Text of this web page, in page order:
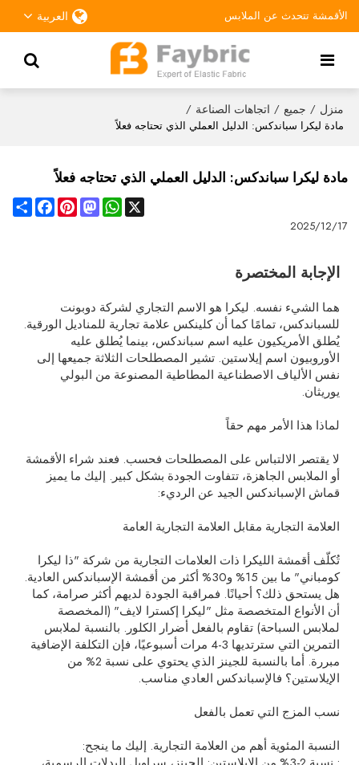
الأقمشة تتحدث عن الملابس العربية
منزل / جميع / اتجاهات الصناعة /
مادة ليكرا سباندكس: الدليل العملي الذي تحتاجه فعلاً
مادة ليكرا سباندكس: الدليل العملي الذي تحتاجه فعلاً
Share
FacebookPinterestMastodon
WhatsApp
X
2025/12/17
الإجابة المختصرة
هما الشيء نفسه. ليكرا هو الاسم التجاري لشركة دوبونت
للسباندكس، تمامًا كما أن كلينكس علامة تجارية للمناديل الورقية.
يُطلق الأمريكيون عليه اسم سباندكس، بينما يُطلق عليه
الأوروبيون اسم إيلاستين. تشير المصطلحات الثلاثة جميعها إلى
نفس الألياف الاصطناعية المطاطية المصنوعة من البولي
يوريثان.
لماذا هذا الأمر مهم حقاً
لا يقتصر الالتباس على المصطلحات فحسب. فعند شراء الأقمشة
أو الملابس الجاهزة، تتفاوت الجودة بشكل كبير. إليك ما يميز
قماش الإسباندكس الجيد عن الرديء:
العلامة التجارية مقابل العلامة التجارية العامة
تُكلّف أقمشة الليكرا ذات العلامات التجارية من شركة "ذا ليكرا
كومباني" ما بين 15% و30% أكثر من أقمشة الإسباندكس العادية.
هل يستحق ذلك؟ أحيانًا. فمراقبة الجودة لديهم أكثر صرامة، كما
أن الأنواع المتخصصة مثل "ليكرا إكسترا لايف" (المخصصة
لملابس السباحة) تقاوم بالفعل أضرار الكلور. بالنسبة لملابس
التمرين التي سترتديها 3-4 مرات أسبوعيًا، فإن التكلفة الإضافية
مبررة. أما بالنسبة للجينز الذي يحتوي على نسبة 2% من
الإيلاستين؟ فالإسباندكس العادي مناسب.
نسب المزج التي تعمل بالفعل
النسبة المئوية أهم من العلامة التجارية. إليك ما ينجح: